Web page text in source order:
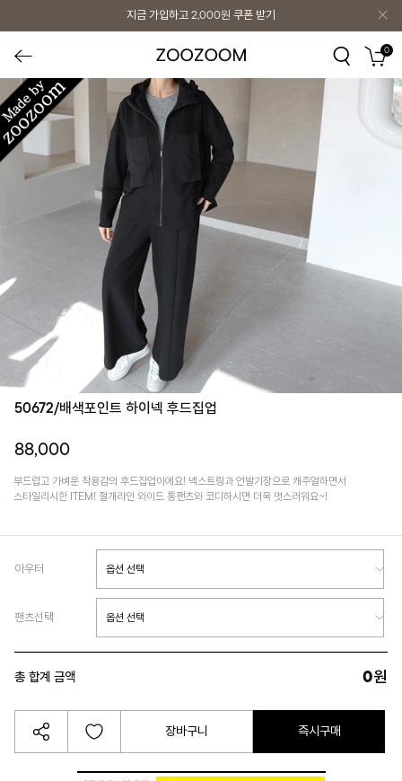
지금 가입하고 2,000원 쿠폰 받기
0
50672/배색포인트 하이넥 후드집업
88,000
부드럽고 가벼운 착용감의 후드집업이에요! 넥스트링과 언발기장으로 캐주얼하면서
스타일리시한 ITEM! 절개라인 와이드 통팬츠와 코디하시면 더욱 멋스러워요~!
아우터
팬츠선택
총 합계 금액 0원
장바구니 즉시구매